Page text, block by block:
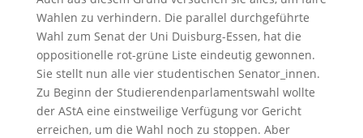
Wahlen zu verhindern. Die parallel durchgeführte
Wahl zum Senat der Uni Duisburg-Essen, hat die
oppositionelle rot-grüne Liste eindeutig gewonnen.
Sie stellt nun alle vier studentischen Senator_innen.
Zu Beginn der Studierendenparlamentswahl wollte
der AStA eine einstweilige Verfügung vor Gericht
erreichen, um die Wahl noch zu stoppen. Aber